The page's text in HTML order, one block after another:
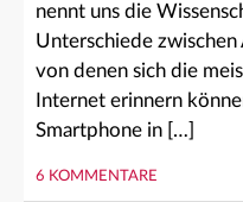
nennt uns die
Unterschiede
von denen sich die
Internet erinnern
Smartphone in […]
6 KOMMENTARE